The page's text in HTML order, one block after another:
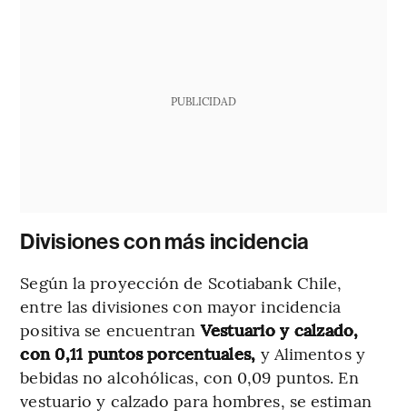
PUBLICIDAD
Divisiones con más incidencia
Según la proyección de Scotiabank Chile,
entre las divisiones con mayor incidencia
positiva se encuentranVestuario y calzado,
con 0,11 puntos porcentuales, y Alimentos y
bebidas no alcohólicas, con 0,09 puntos. En
vestuario y calzado para hombres, se estiman